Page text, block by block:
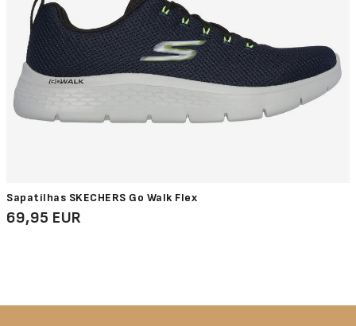
Sapatilhas SKECHERS Go Walk Flex
69,95 EUR